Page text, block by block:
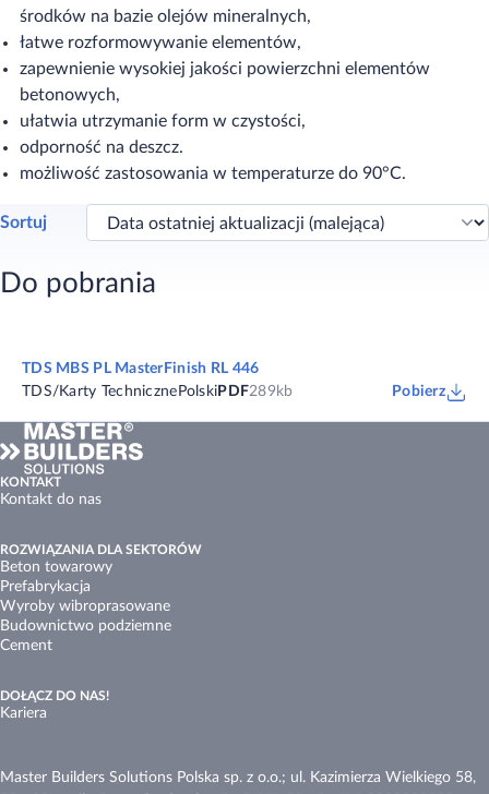
środków na bazie olejów mineralnych,
łatwe rozformowywanie elementów,
zapewnienie wysokiej jakości powierzchni elementów
betonowych,
ułatwia utrzymanie form w czystości,
odporność na deszcz.
możliwość zastosowania w temperaturze do 90°C.
Sortuj
Do pobrania
TDS MBS PL MasterFinish RL 446
TDS/Karty Techniczne Polski PDF289kb Pobierz
KONTAKT
Kontakt do nas
ROZWIĄZANIA DLA SEKTORÓW
Beton towarowy
Prefabrykacja
Wyroby wibroprasowane
Budownictwo podziemne
Cement
DOŁĄCZ DO NAS!
Kariera
Master Builders Solutions Polska sp. z o.o.; ul. Kazimierza Wielkiego 58,